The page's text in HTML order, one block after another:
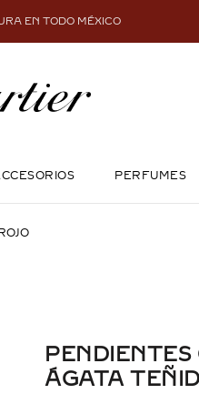
EN TODO MÉXICO
PERFUMES
ÁGATA